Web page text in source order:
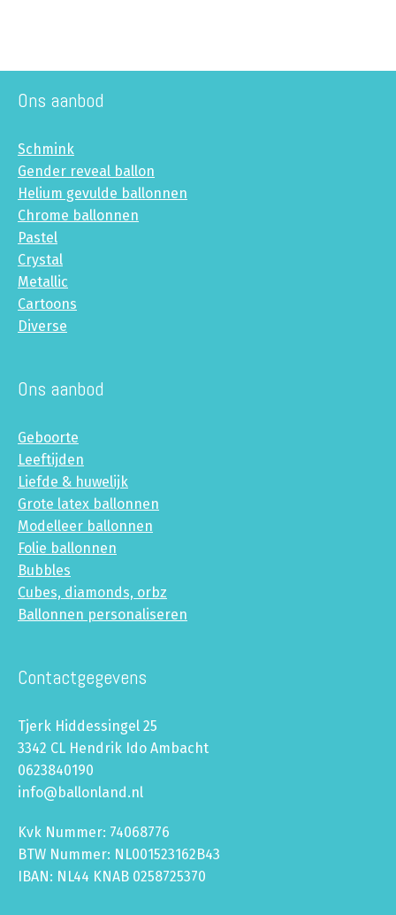
Ons aanbod
Schmink
Gender reveal ballon
Helium gevulde ballonnen
Chrome ballonnen
Pastel
Crystal
Metallic
Cartoons
Diverse
Ons aanbod
Geboorte
Leeftijden
Liefde & huwelijk
Grote latex ballonnen
Modelleer ballonnen
Folie ballonnen
Bubbles
Cubes, diamonds, orbz
Ballonnen personaliseren
Contactgegevens
Tjerk Hiddessingel 25
3342 CL Hendrik Ido Ambacht
0623840190
info@ballonland.nl
Kvk Nummer: 74068776
BTW Nummer: NL001523162B43
IBAN: NL44 KNAB 0258725370